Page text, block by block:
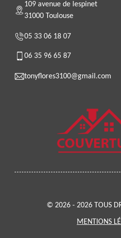
109 avenue de lespinet
31000 Toulouse
05 33 06 18 07
06 35 96 65 87
tonyflores3100@gmail.com
© 2026 - 2026 TOUS
MENTIONS